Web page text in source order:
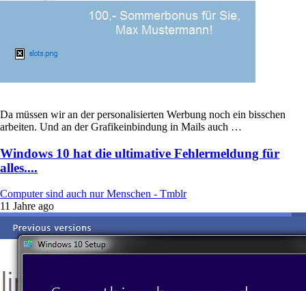
Da müssen wir an der personalisierten Werbung noch ein bisschen
arbeiten. Und an der Grafikeinbindung in Mails auch …
Windows 10 hat die ultimative Fehlermeldung für
alles....
Computer sind auch nur Menschen - Tmblr
11 Jahre ago